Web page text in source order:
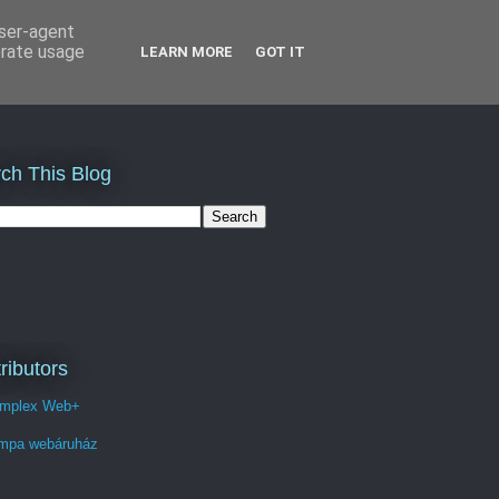
This Blog
Web+
webáruház
agent
usage
LEARN MORE GOT IT